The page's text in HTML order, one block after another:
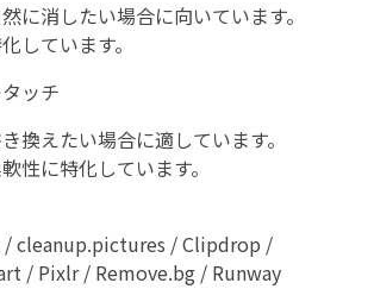
に消したい場合に向いています。
しています。
ッチ
換えたい場合に適しています。
性に特化しています。
cleanup.pictures / Clipdrop /
/ Pixlr / Remove.bg / Runway